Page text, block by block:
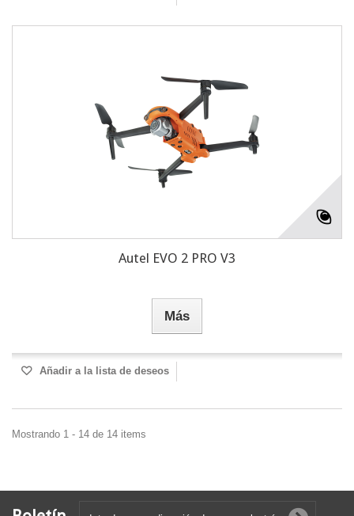
Autel EVO 2 PRO V3
Más
Añadir a la lista de deseos
Mostrando 1 - 14 de 14 items